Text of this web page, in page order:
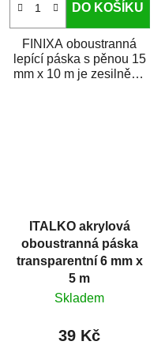
DO KOŠÍKU
FINIXA oboustranná
lepící páska s pěnou 15
mm x 10 m je zesilněná
ITALKO akrylová
oboustranná páska
transparentní 6 mm x
5 m
Skladem
39 Kč